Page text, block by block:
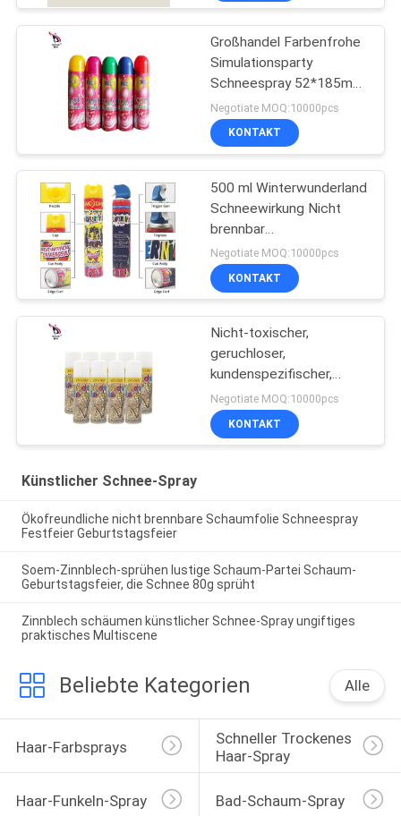
Großhandel Farbenfrohe
Simulationsparty
Schneespray 52*185mm
zum Feiern
Negotiate MOQ:10000pcs
KONTAKT
500 ml Winterwunderland
Schneewirkung Nicht
brennbar
Weihnachtsschnee Spray
Negotiate MOQ:10000pcs
KONTAKT
Nicht-toxischer,
geruchloser,
kundenspezifischer,
sofortiger, künstlicher
Schneespray mit
Haltbarkeit 3 Jahre
Negotiate MOQ:10000pcs
KONTAKT
Künstlicher Schnee-Spray
Ökofreundliche nicht brennbare Schaumfolie Schneespray
Festfeier Geburtstagsfeier
Soem-Zinnblech-sprühen lustige Schaum-Partei Schaum-
Geburtstagsfeier, die Schnee 80g sprüht
Zinnblech schäumen künstlicher Schnee-Spray ungiftiges
praktisches Multiscene
Beliebte Kategorien Alle
Haar-Farbsprays
Schneller Trockenes
Haar-Spray
Haar-Funkeln-Spray Bad-Schaum-Spray